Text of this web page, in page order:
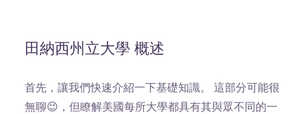
田納西州立大學 概述
首先，讓我們快速介紹一下基礎知識。 這部分可能很
無聊😉，但瞭解美國每所大學都具有其與眾不同的一